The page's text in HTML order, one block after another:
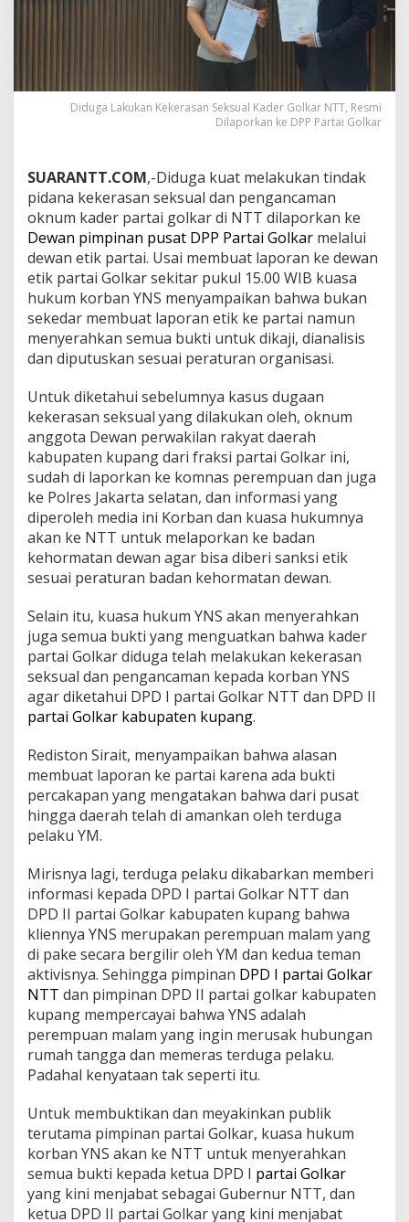
Diduga Lakukan Kekerasan Seksual Kader Golkar NTT, Resmi
Dilaporkan ke DPP Partai Golkar
SUARANTT.COM,-Diduga kuat melakukan tindak
pidana kekerasan seksual dan pengancaman
oknum kader partai golkar di NTT dilaporkan ke
Dewan pimpinan pusat DPP Partai Golkar melalui
dewan etik partai. Usai membuat laporan ke dewan
etik partai Golkar sekitar pukul 15.00 WIB kuasa
hukum korban YNS menyampaikan bahwa bukan
sekedar membuat laporan etik ke partai namun
menyerahkan semua bukti untuk dikaji, dianalisis
dan diputuskan sesuai peraturan organisasi.
Untuk diketahui sebelumnya kasus dugaan
kekerasan seksual yang dilakukan oleh, oknum
anggota Dewan perwakilan rakyat daerah
kabupaten kupang dari fraksi partai Golkar ini,
sudah di laporkan ke komnas perempuan dan juga
ke Polres Jakarta selatan, dan informasi yang
diperoleh media ini Korban dan kuasa hukumnya
akan ke NTT untuk melaporkan ke badan
kehormatan dewan agar bisa diberi sanksi etik
sesuai peraturan badan kehormatan dewan.
Selain itu, kuasa hukum YNS akan menyerahkan
juga semua bukti yang menguatkan bahwa kader
partai Golkar diduga telah melakukan kekerasan
seksual dan pengancaman kepada korban YNS
agar diketahui DPD I partai Golkar NTT dan DPD II
partai Golkar kabupaten kupang.
Rediston Sirait, menyampaikan bahwa alasan
membuat laporan ke partai karena ada bukti
percakapan yang mengatakan bahwa dari pusat
hingga daerah telah di amankan oleh terduga
pelaku YM.
Mirisnya lagi, terduga pelaku dikabarkan memberi
informasi kepada DPD I partai Golkar NTT dan
DPD II partai Golkar kabupaten kupang bahwa
kliennya YNS merupakan perempuan malam yang
di pake secara bergilir oleh YM dan kedua teman
aktivisnya. Sehingga pimpinan DPD I partai Golkar
NTT dan pimpinan DPD II partai golkar kabupaten
kupang mempercayai bahwa YNS adalah
perempuan malam yang ingin merusak hubungan
rumah tangga dan memeras terduga pelaku.
Padahal kenyataan tak seperti itu.
Untuk membuktikan dan meyakinkan publik
terutama pimpinan partai Golkar, kuasa hukum
korban YNS akan ke NTT untuk menyerahkan
semua bukti kepada ketua DPD I partai Golkar
yang kini menjabat sebagai Gubernur NTT, dan
ketua DPD II partai Golkar yang kini menjabat